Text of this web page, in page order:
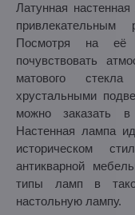
Латунная
Посмотря на
почувствовать
матового
хрустальными
можно заказать
Настенная лампа
историческом
антикварной
типы ламп в
настольную лампу.